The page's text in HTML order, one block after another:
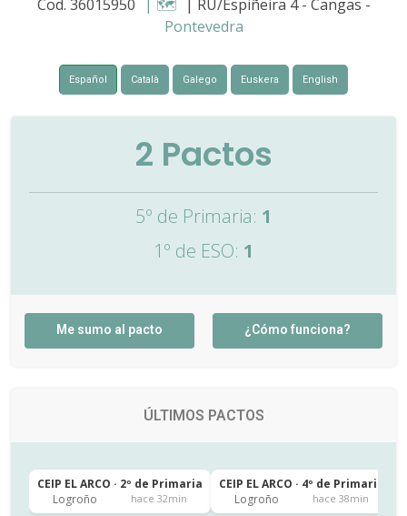
Cod. 36015950 | 🗺️ | RU/Espiñeira 4 - Cangas -
Pontevedra
Español Català Galego Euskera English
2 Pactos
5º de Primaria: 1
1º de ESO: 1
Me sumo al pacto ¿Cómo funciona?
ÚLTIMOS PACTOS
CEIP EL ARCO · 2º de Primaria
Logroño
hace 32min
CEIP EL ARCO · 4º de Primaria
Logroño
hace 38min